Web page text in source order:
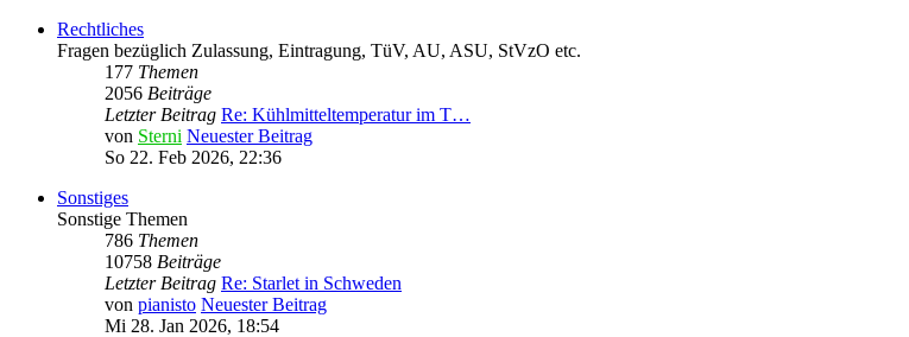
Rechtliches
Fragen bezüglich Zulassung, Eintragung, TüV, AU, ASU, StVzO etc.
177 Themen
2056 Beiträge
Letzter Beitrag Re: Kühlmitteltemperatur im T…
von Sterni Neuester Beitrag
So 22. Feb 2026, 22:36
Sonstiges
Sonstige Themen
786 Themen
10758 Beiträge
Letzter Beitrag Re: Starlet in Schweden
von pianisto Neuester Beitrag
Mi 28. Jan 2026, 18:54